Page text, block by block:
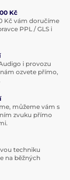
Kč
Kč vám doručíme
PPL / GLS i
i provozu
ozvete přímo,
můžeme vám s
zvuku přímo
techniku
na běžných